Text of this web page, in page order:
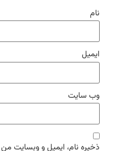
نام
ایمیل
وب‌ سایت
ذخیره نام، ایمیل و وبسایت من